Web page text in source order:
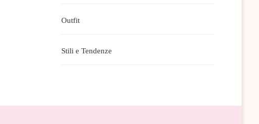
Outfit
Stili e Tendenze